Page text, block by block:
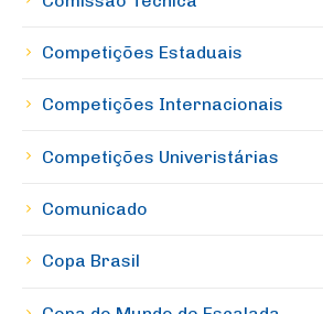
Competições Estaduais
Competições Internacionais
Competições Univeristárias
Comunicado
Copa Brasil